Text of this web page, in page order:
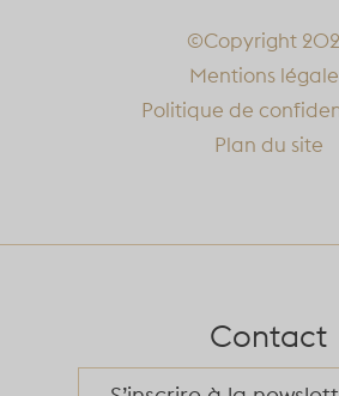
©Copyright
Mentions
Politique de
Plan du site
Contact